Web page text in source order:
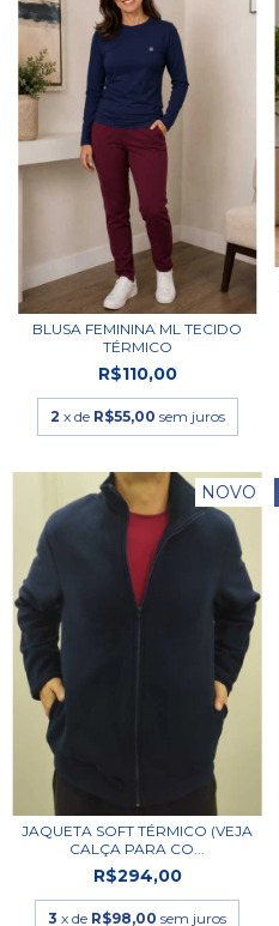
BLUSA FEMININA ML TECIDO
TÉRMICO
R$110,00
2 x de R$55,00 sem juros
NOVO
JAQUETA SOFT TÉRMICO (VEJA
CALÇA PARA CO...
R$294,00
3 x de R$98,00 sem juros